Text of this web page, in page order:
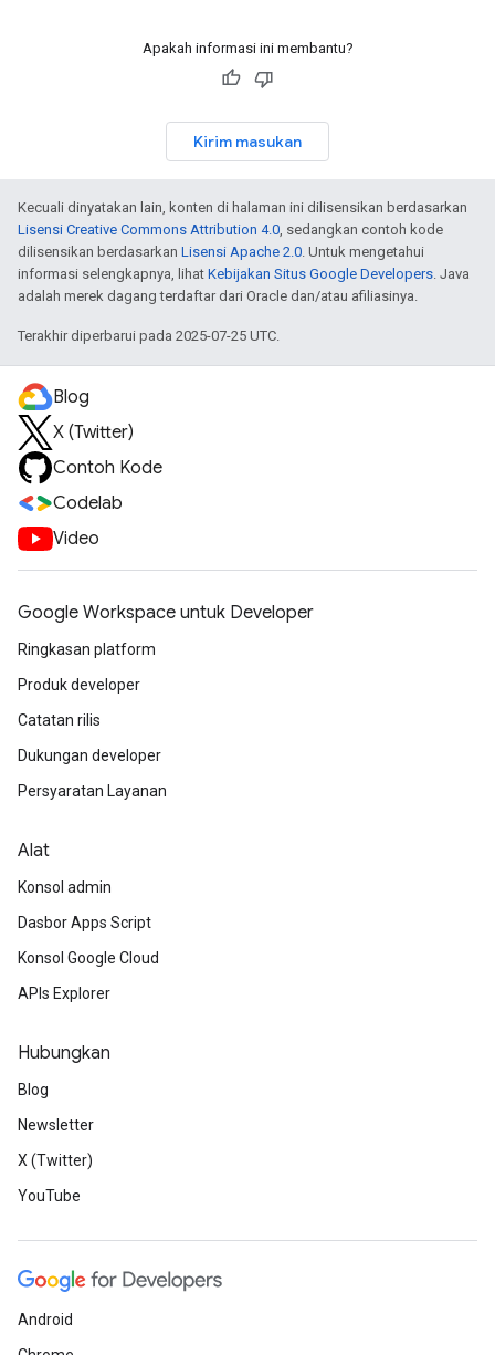
Apakah informasi ini membantu?
Kirim masukan
Kecuali dinyatakan lain, konten di halaman ini dilisensikan berdasarkan
Lisensi Creative Commons Attribution 4.0, sedangkan contoh kode
dilisensikan berdasarkan Lisensi Apache 2.0. Untuk mengetahui
informasi selengkapnya, lihat Kebijakan Situs Google Developers. Java
adalah merek dagang terdaftar dari Oracle dan/atau afiliasinya.
Terakhir diperbarui pada 2025-07-25 UTC.
Blog
X (Twitter)
Contoh Kode
Codelab
Video
Google Workspace untuk Developer
Ringkasan platform
Produk developer
Catatan rilis
Dukungan developer
Persyaratan Layanan
Alat
Konsol admin
Dasbor Apps Script
Konsol Google Cloud
APIs Explorer
Hubungkan
Blog
Newsletter
X (Twitter)
YouTube
Android